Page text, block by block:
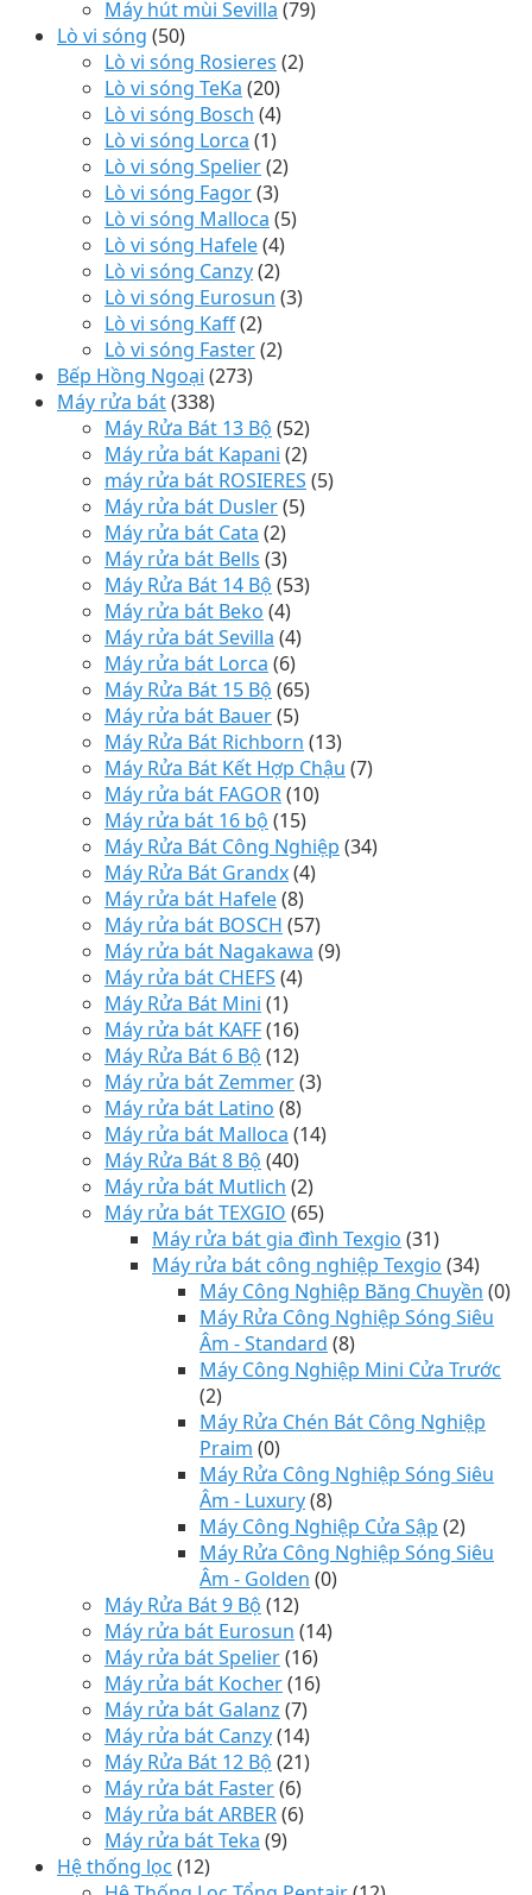
Máy hút mùi Sevilla (79)
Lò vi sóng (50)
Lò vi sóng Rosieres (2)
Lò vi sóng TeKa (20)
Lò vi sóng Bosch (4)
Lò vi sóng Lorca (1)
Lò vi sóng Spelier(2)
Lò vi sóng Fagor(3)
Lò vi sóng Malloca (5)
Lò vi sóng Hafele(4)
Lò vi sóng Canzy(2)
Lò vi sóng Eurosun (3)
Lò vi sóng Kaff(2)
Lò vi sóng Faster(2)
Bếp Hồng Ngoại (273)
Máy rửa bát(338)
Máy Rửa Bát 13 Bộ (52)
Máy rửa bát Kapani (2)
máy rửa bát ROSIERES (5)
Máy rửa bát Dusler(5)
Máy rửa bát Cata (2)
Máy rửa bát Bells (3)
Máy Rửa Bát 14 Bộ (53)
Máy rửa bát Beko (4)
Máy rửa bát Sevilla (4)
Máy rửa bát Lorca (6)
Máy Rửa Bát 15 Bộ (65)
Máy rửa bát Bauer(5)
Máy Rửa Bát Richborn (13)
Máy Rửa Bát Kết Hợp Chậu (7)
Máy rửa bát FAGOR(10)
Máy rửa bát 16 bộ (15)
Máy Rửa Bát Công Nghiệp (34)
Máy Rửa Bát Grandx(4)
Máy rửa bát Hafele(8)
Máy rửa bát BOSCH (57)
Máy rửa bát Nagakawa (9)
Máy rửa bát CHEFS (4)
Máy Rửa Bát Mini (1)
Máy rửa bát KAFF(16)
Máy Rửa Bát 6 Bộ (12)
Máy rửa bát Zemmer(3)
Máy rửa bát Latino (8)
Máy rửa bát Malloca (14)
Máy Rửa Bát 8 Bộ (40)
Máy rửa bát Mutlich (2)
Máy rửa bát TEXGIO (65)
Máy rửa bát gia đình Texgio (31)
Máy rửa bát công nghiệp Texgio (34)
Máy Công Nghiệp Băng Chuyền (0)
Máy Rửa Công Nghiệp Sóng Siêu
Âm - Standard (8)
Máy Công Nghiệp Mini Cửa Trước
(2)
Máy Rửa Chén Bát Công Nghiệp
Praim (0)
Máy Rửa Công Nghiệp Sóng Siêu
Âm - Luxury(8)
Máy Công Nghiệp Cửa Sập (2)
Máy Rửa Công Nghiệp Sóng Siêu
Âm - Golden (0)
Máy Rửa Bát 9 Bộ (12)
Máy rửa bát Eurosun (14)
Máy rửa bát Spelier(16)
Máy rửa bát Kocher(16)
Máy rửa bát Galanz (7)
Máy rửa bát Canzy(14)
Máy Rửa Bát 12 Bộ (21)
Máy rửa bát Faster(6)
Máy rửa bát ARBER(6)
Máy rửa bát Teka (9)
Hệ thống lọc (12)